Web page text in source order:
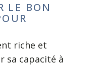
LE BON
riche et
sa capacité à